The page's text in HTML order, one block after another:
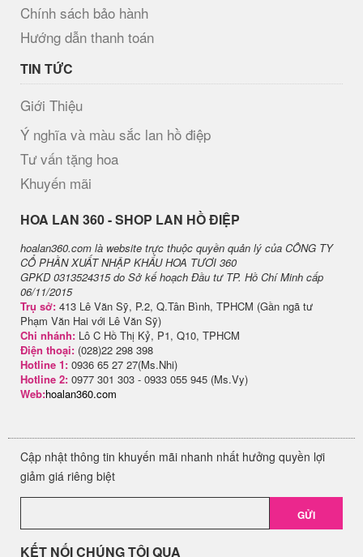
Chính sách bảo hành
Hướng dẫn thanh toán
TIN TỨC
Giới Thiệu
Ý nghĩa và màu sắc lan hồ điệp
Tư vấn tặng hoa
Khuyến mãi
H​OA LAN 360 - SHOP LAN HỒ ĐIỆP
hoalan360.com là website trực thuộc quyền quản lý của CÔNG TY
CỔ PHẦN XUẤT NHẬP KHẨU HOA TƯƠI 360
GPKD 0313524315 do Sở kế hoạch Đầu tư TP. Hồ Chí Minh cấp
06/11/2015
Trụ sở: 413 Lê Văn Sỹ, P.2, Q.Tân Bình, TPHCM (Gần ngã tư
Phạm Văn Hai với Lê Văn Sỹ)
Chi nhánh: Lô C Hồ Thị Kỷ, P1, Q10, TPHCM
Điện thoại: (028)22 298 398
Hotline 1: 0936 65 27 27(Ms.Nhi)
Hotline 2: 0977 301 303 - 0933 055 945 (Ms.Vy)
Web:hoalan360.com
Cập nhật thông tin khuyến mãi nhanh nhất hưởng quyền lợi
giảm giá riêng biệt
GỬI
KẾT NỐI CHÚNG TÔI QUA